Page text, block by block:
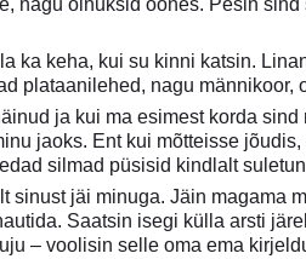
nagu olnuksid õõnes. Pesin
ka keha, kui su kinni katsin.
plataanilehed, nagu männikoor,
ja kui ma esimest korda
jaoks. Ent kui mõtteisse
silmad püsisid kindlalt
sinust jäi minuga. Jäin magama
Saatsin isegi külla arsti
– voolisin selle oma ema